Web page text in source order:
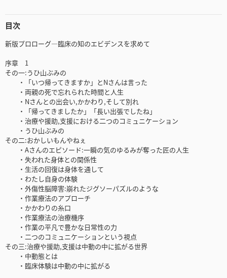
目次
新版プロローグ―臨床の知のエビデンスを求めて
序章 1
その一:うひ山ぶみの
・「いつ帰ってきますか」とNさんは言った
・両親の死で忘れられた時間と人生
・Nさんとの出会い,かかわり,そして別れ
・「帰ってきましたか」「長い出張でしたね」
・治療や援助,支援における二つのコミュニケーション
・うひ山ぶみの
その二:おかしいもんやねぇ
・Aさんのエピソード:一瞬の気のゆるみが奪った匠の人生
・失われた身体との関係性
・生活の回復は身体を通して
・わたし自身の体験
・外傷性脳障害:崩れたジグソーパズルのような
・作業療法のアプローチ
・かかわりの糸口
・作業療法の治療機序
・作業の平凡で豊かな日常性の力
・二つのコミュニケーションという視点
その三:治療や援助,支援は中動の中に拡がる世界
・中動態とは
・臨床体験は中動の中に拡がる